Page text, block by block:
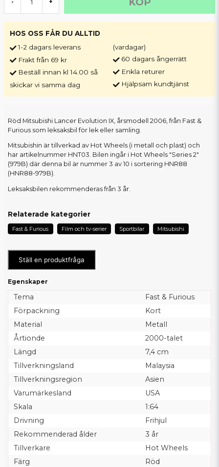
- +
HOS OSS FÅR DU ALLTID
1-2 dagars leverans
Frakt från 69 kr
Beställ innan kl 14.00 så
skickar vi samma dag
(vardagar)
60 dagars ångerrätt
Enkla returer
Hjälpsam kundtjänst
Röd Mitsubishi Lancer Evolution IX, årsmodell 2006, från Fast &
Furious som leksaksbil för lek eller samling.
Mitsubishin är tillverkad av Hot Wheels (i metall och plast) och
har artikelnummer HNT03. Bilen ingår i Hot Wheels "Series 2"
(979B) där denna bil är nummer 3 av 10 i sortering HNR88
(HNR88-979B).
Leksaksbilen rekommenderas från 3 år.
Relaterade kategorier
Fast & Furious Film och tv-serier Sportbilar Mitsubishi
Ställ en produktfråga
Egenskaper
Tema
Fast & Furious
Förpackning
Kort
Material
Metall
Årtionde
2000-talet
Längd
7,4 cm
Tillverkningsland
Malaysia
Tillverkningsregion
Asien
Varumärkesland
USA
Skala
1:64
Drivning
Frihjul
Rekommenderad ålder
3 år
Tillverkare
Hot Wheels
Färg
Röd